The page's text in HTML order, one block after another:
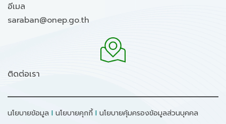
อีเมล
saraban@onep.go.th
ติดต่อเรา
นโยบายข้อมูล I นโยบายคุกกี้ I นโยบายคุ้มครองข้อมูลส่วนบุคคล